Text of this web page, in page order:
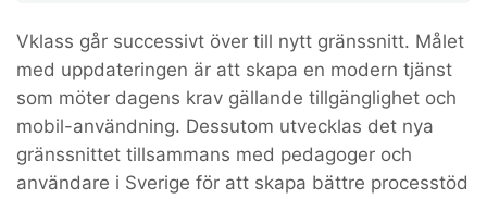
Vklass går successivt över till nytt gränssnitt. Målet
med uppdateringen är att skapa en modern tjänst
som möter dagens krav gällande tillgänglighet och
mobil-användning. Dessutom utvecklas det nya
gränssnittet tillsammans med pedagoger och
användare i Sverige för att skapa bättre processtöd